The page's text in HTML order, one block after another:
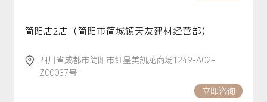
简阳店2店（简阳市简城镇天友建材经营部）
四川省成都市简阳市红星美凯龙商场1249-A02-
Z00037号
立即咨询